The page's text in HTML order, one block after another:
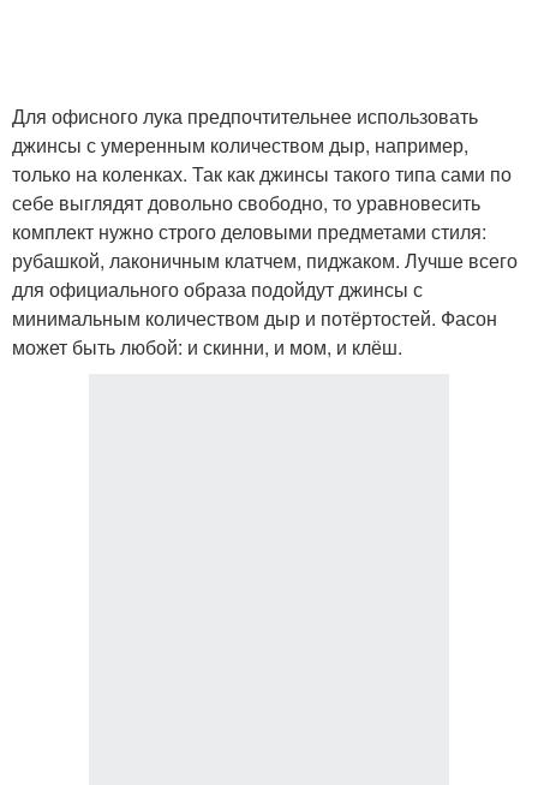
Для офисного лука предпочтительнее использовать
джинсы с умеренным количеством дыр, например,
только на коленках. Так как джинсы такого типа сами по
себе выглядят довольно свободно, то уравновесить
комплект нужно строго деловыми предметами стиля:
рубашкой, лаконичным клатчем, пиджаком. Лучше всего
для официального образа подойдут джинсы с
минимальным количеством дыр и потёртостей. Фасон
может быть любой: и скинни, и мом, и клёш.